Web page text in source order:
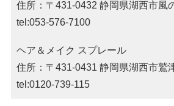
住所：〒431-0432 静岡県湖西市風
tel:053-576-7100
ヘア＆メイク スプレール
住所：〒431-0431 静岡県湖西市鷲
tel:0120-739-115